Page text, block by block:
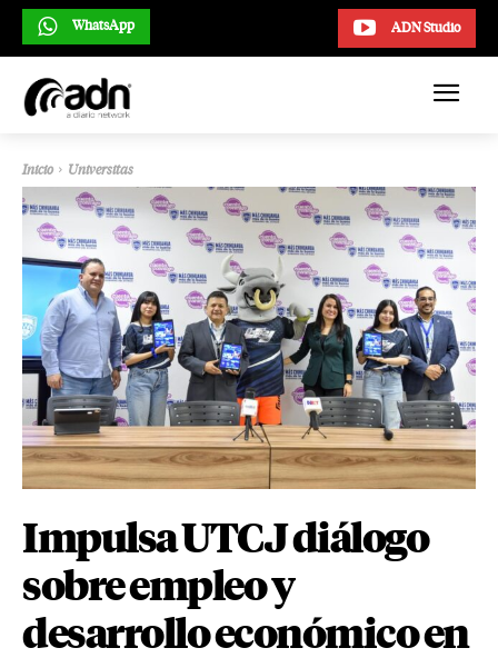
ADN Studio
WhatsApp
Inicio Universitas
Impulsa UTCJ diálogo
sobre empleo y
desarrollo económico en